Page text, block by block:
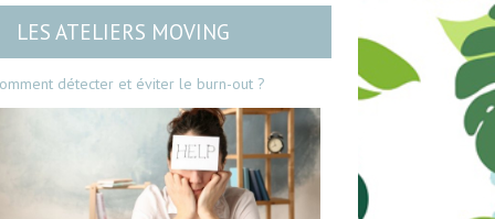
LES ATELIERS MOVING
détecter et éviter le burn-out ?